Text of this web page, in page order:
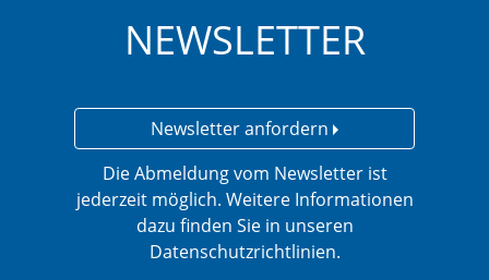
NEWSLETTER
Newsletter anfordern
Die Abmeldung vom Newsletter ist
jederzeit möglich. Weitere Informationen
dazu finden Sie in unseren
Datenschutzrichtlinien.